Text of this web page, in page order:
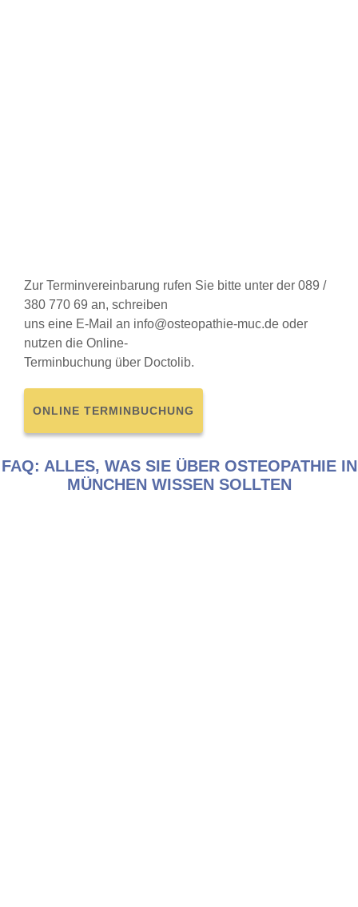
Zur Terminvereinbarung rufen Sie bitte unter der 089 /
380 770 69 an, schreiben
uns eine E-Mail an info@osteopathie-muc.de oder
nutzen die Online-
Terminbuchung über Doctolib.
ONLINE TERMINBUCHUNG
FAQ: ALLES, WAS SIE ÜBER OSTEOPATHIE IN
MÜNCHEN WISSEN SOLLTEN